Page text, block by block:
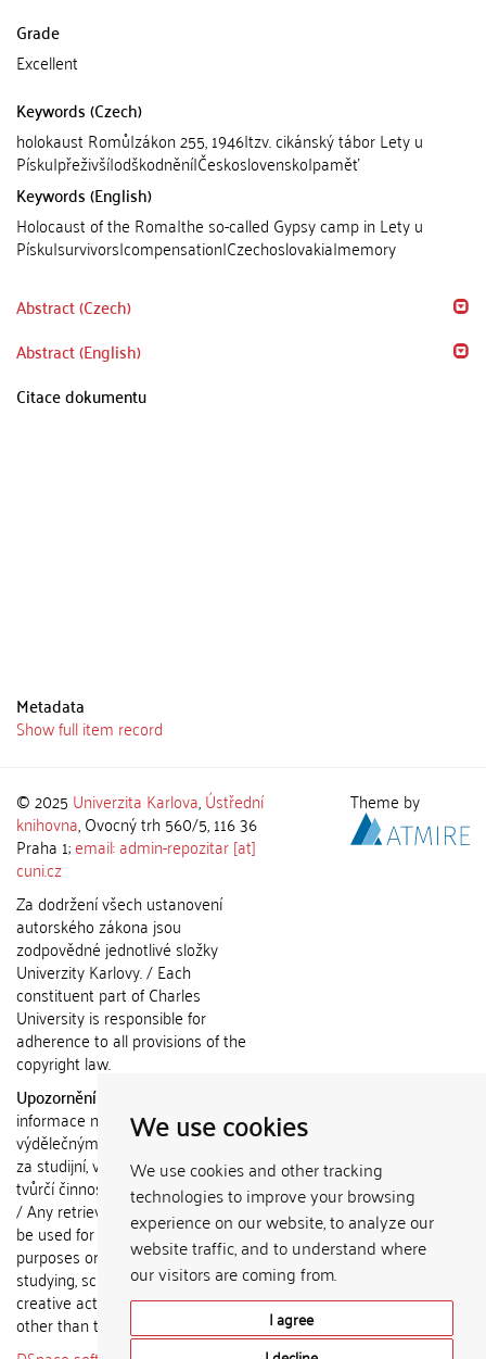
We use cookies
We use cookies and other tracking
technologies to improve your browsing
experience on our website, to analyze our
website traffic, and to understand where
our visitors are coming from.
I agree
Grade
Excellent
Keywords (Czech)
holokaust Romů|zákon 255, 1946|tzv. cikánský tábor Lety u
Písku|přeživší|odškodnění|Československo|paměť
Keywords (English)
Holocaust of the Roma|the so-called Gypsy camp in Lety u
Písku|survivors|compensation|Czechoslovakia|memory
Abstract (Czech)
Abstract (English)
Citace dokumentu
Metadata
Show full item record
© 2025 Univerzita Karlova,Ústřední
knihovna, Ovocný trh 560/5, 116 36
Praha 1;email: admin-repozitar [at]
cuni.cz
Za dodržení všech ustanovení
autorského zákona jsou
zodpovědné jednotlivé složky
Univerzity Karlovy. / Each
constituent part of Charles
University is responsible for
adherence to all provisions of the
copyright law.
Upozornění / Notice:
informace nemohou být použity k
výdělečným účelům nebo vydávány
za studijní, vědeckou nebo jinou
tvůrčí činnost jiné osoby než autora.
/ Any retrieved information shall not
be used for any commercial
purposes or claimed as results of
studying, scientific or any other
creative activities of any person
other than the author.
Theme by